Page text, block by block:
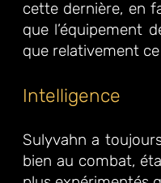
cette dernière, en
que l’équipement
que relativement
Intelligence
Sulyvahn a
bien au combat,